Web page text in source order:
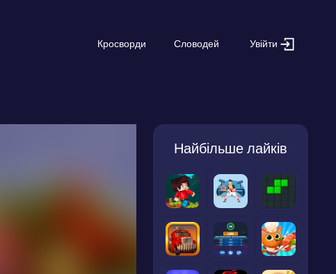
Кросворди Словодей Увійти
Найбільше лайків